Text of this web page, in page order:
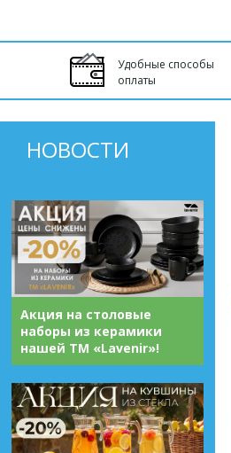
Удобные способы
оплаты
НОВОСТИ
Акция на столовые
наборы из керамики
нашей ТМ «Lavenir»!